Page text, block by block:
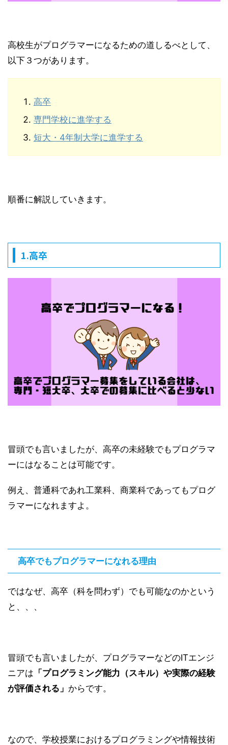
高校生がプログラマーになるための道しるべとして、
以下３つがあります。
高卒
専門学校に進学する
短大・4年制大学に進学する
順番に解説していきます。
1.高卒
冒頭でも言いましたが、高卒の未経験でもプログラマ
ーにはなることは可能です。
例え、普通科であれ工業科、商業科であってもプログ
ラマーになれますよ。
高卒でもプログラマーになれる理由
ではなぜ、高卒（科を問わず）でも可能なのかという
と、、、
冒頭でも言いましたが、プログラマーなどのITエンジ
ニアは 「プログラミング能力（スキル）や実際の経験
が評価される」 からです。
なので、学校授業におけるプログラミングや情報技術